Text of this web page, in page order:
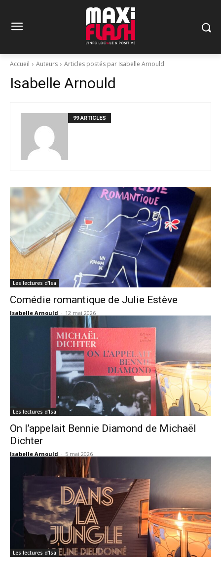
Accueil Auteurs Articles postés par Isabelle Arnould
Isabelle Arnould
99 ARTICLES
Les lectures d'Isa
Comédie romantique de Julie Estève
Isabelle Arnould - 12 mai 2026
Les lectures d'Isa
On l’appelait Bennie Diamond de Michaël
Dichter
Isabelle Arnould - 5 mai 2026
Les lectures d'Isa